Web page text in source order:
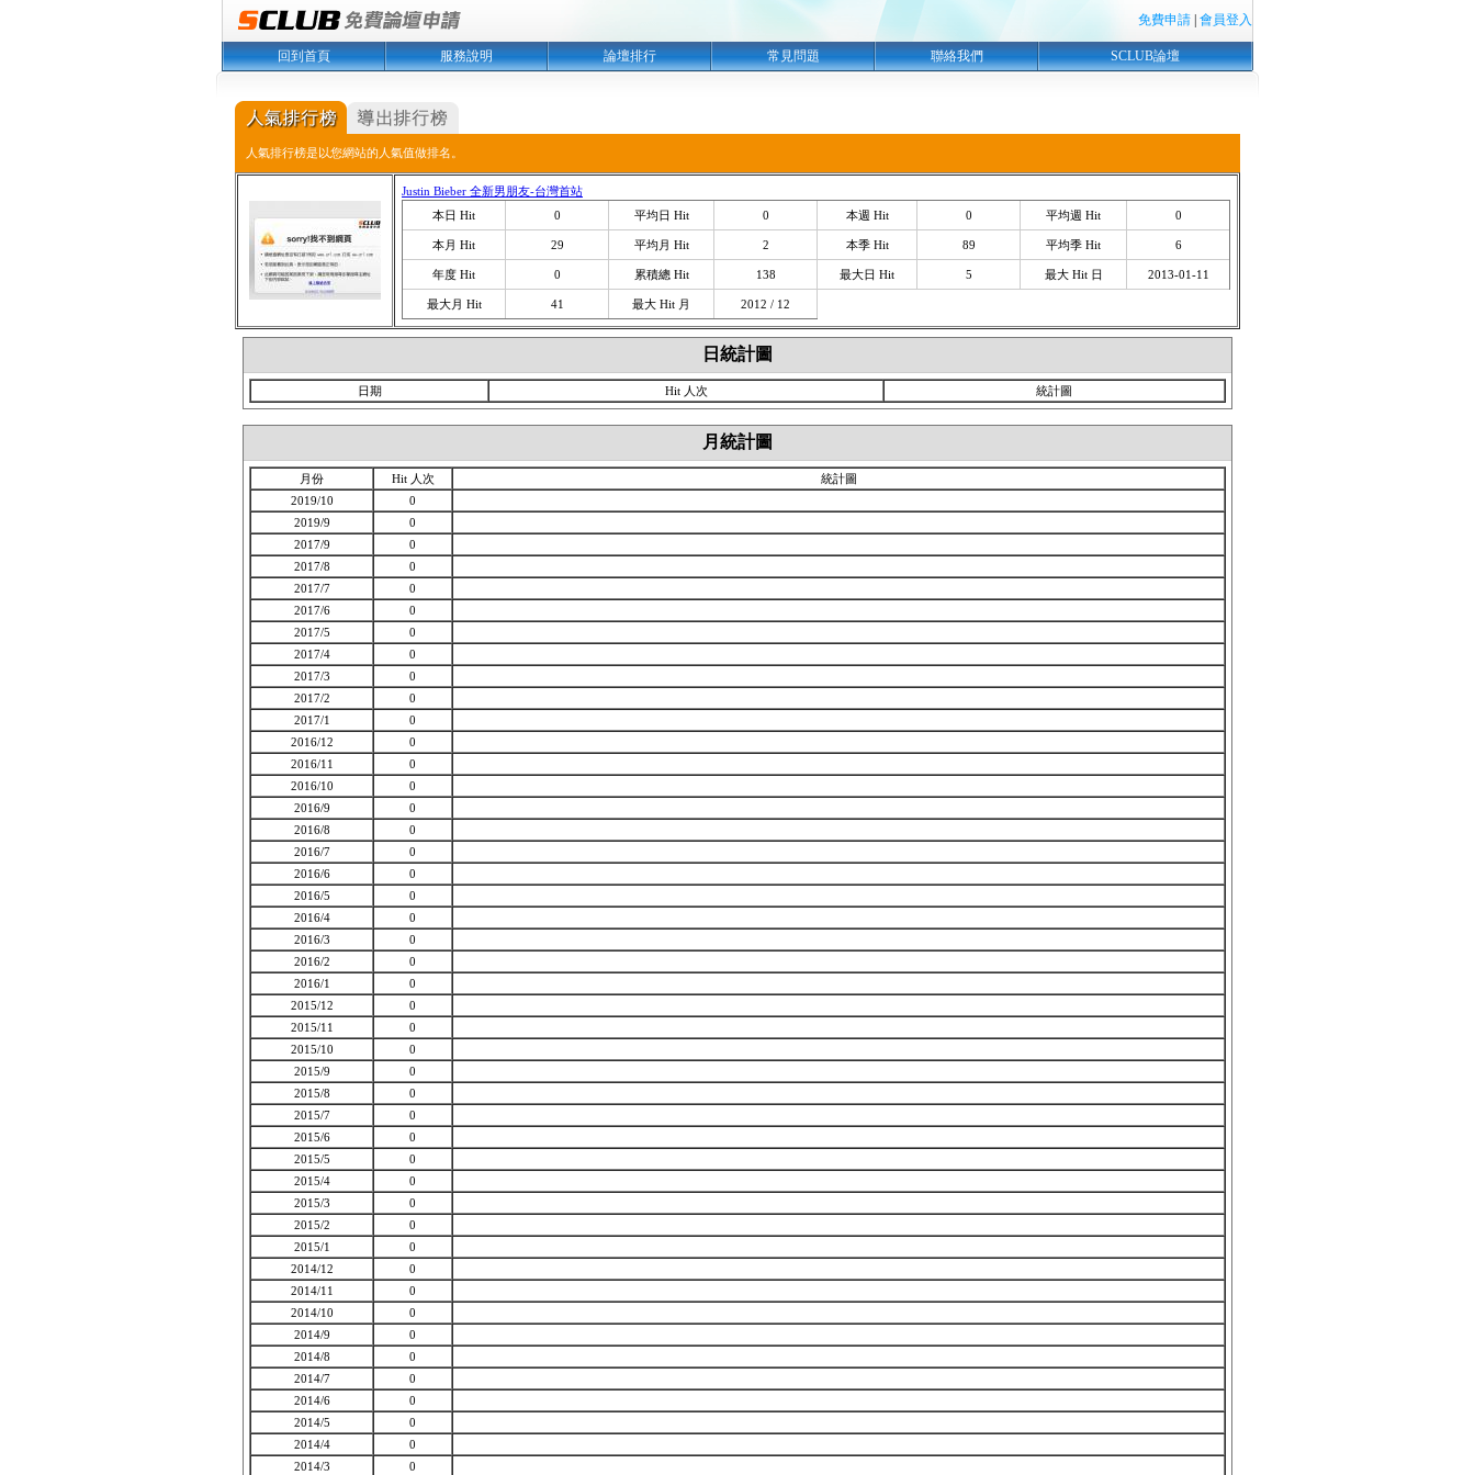
免費申請 會員登入
回到首頁 服務說明 論壇排行 常見問題 聯絡我們 SCLUB論壇
人氣排行榜是以您網站的人氣值做排名。
Justin Bieber 全新男朋友-台灣首站
本日 Hit
0 平均日 Hit 0 本週 Hit 0 平均週 Hit 0
本月 Hit 29 平均月 Hit 2 本季 Hit 89 平均季 Hit 6
年度 Hit 0 累積總 Hit 138 最大日 Hit 5 最大 Hit 日 2013-01-11
最大月 Hit 41 最大 Hit 月 2012 / 12
日統計圖
日期 Hit 人次 統計圖
月統計圖
月份 Hit 人次
統計圖
2019/10
0
2019/9
0
2017/9
0
2017/8
0
2017/7
0
2017/6
0
2017/5
0
2017/4
0
2017/3
0
2017/2
0
2017/1
0
2016/12
0
2016/11
0
2016/10
0
2016/9
0
2016/8
0
2016/7
0
2016/6
0
2016/5
0
2016/4
0
2016/3
0
2016/2
0
2016/1
0
2015/12
0
2015/11
0
2015/10
0
2015/9
0
2015/8
0
2015/7
0
2015/6
0
2015/5
0
2015/4
0
2015/3
0
2015/2
0
2015/1
0
2014/12
0
2014/11
0
2014/10
0
2014/9
0
2014/8
0
2014/7
0
2014/6
0
2014/5
0
2014/4
0
2014/3
0